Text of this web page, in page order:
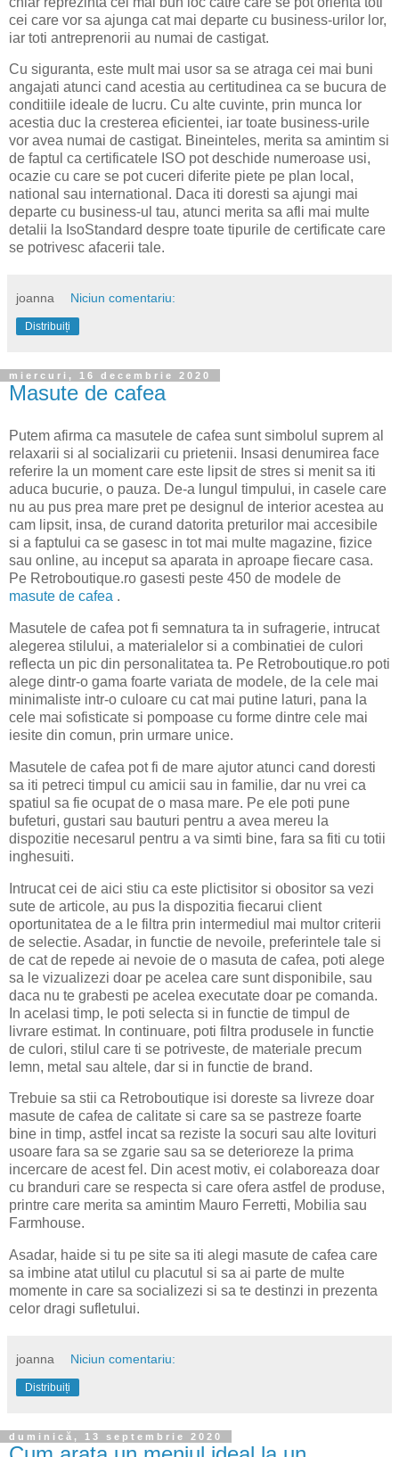
cei care vor sa ajunga cat mai departe cu business-urilor lor,
iar toti antreprenorii au numai de castigat.
Cu siguranta, este mult mai usor sa se atraga cei mai buni
angajati atunci cand acestia au certitudinea ca se bucura de
conditiile ideale de lucru. Cu alte cuvinte, prin munca lor
acestia duc la cresterea eficientei, iar toate business-urile
vor avea numai de castigat. Bineinteles, merita sa amintim si
de faptul ca certificatele ISO pot deschide numeroase usi,
ocazie cu care se pot cuceri diferite piete pe plan local,
national sau international. Daca iti doresti sa ajungi mai
departe cu business-ul tau, atunci merita sa afli mai multe
detalii la IsoStandard despre toate tipurile de certificate care
se potrivesc afacerii tale.
joanna Niciun comentariu:
Distribuiți
miercuri, 16 decembrie 2020
Masute de cafea
Putem afirma ca masutele de cafea sunt simbolul suprem al
relaxarii si al socializarii cu prietenii. Insasi denumirea face
referire la un moment care este lipsit de stres si menit sa iti
aduca bucurie, o pauza. De-a lungul timpului, in casele care
nu au pus prea mare pret pe designul de interior acestea au
cam lipsit, insa, de curand datorita preturilor mai accesibile
si a faptului ca se gasesc in tot mai multe magazine, fizice
sau online, au inceput sa aparata in aproape fiecare casa.
Pe Retroboutique.ro gasesti peste 450 de modele de
masute de cafea .
Masutele de cafea pot fi semnatura ta in sufragerie, intrucat
alegerea stilului, a materialelor si a combinatiei de culori
reflecta un pic din personalitatea ta. Pe Retroboutique.ro poti
alege dintr-o gama foarte variata de modele, de la cele mai
minimaliste intr-o culoare cu cat mai putine laturi, pana la
cele mai sofisticate si pompoase cu forme dintre cele mai
iesite din comun, prin urmare unice.
Masutele de cafea pot fi de mare ajutor atunci cand doresti
sa iti petreci timpul cu amicii sau in familie, dar nu vrei ca
spatiul sa fie ocupat de o masa mare. Pe ele poti pune
bufeturi, gustari sau bauturi pentru a avea mereu la
dispozitie necesarul pentru a va simti bine, fara sa fiti cu totii
inghesuiti.
Intrucat cei de aici stiu ca este plictisitor si obositor sa vezi
sute de articole, au pus la dispozitia fiecarui client
oportunitatea de a le filtra prin intermediul mai multor criterii
de selectie. Asadar, in functie de nevoile, preferintele tale si
de cat de repede ai nevoie de o masuta de cafea, poti alege
sa le vizualizezi doar pe acelea care sunt disponibile, sau
daca nu te grabesti pe acelea executate doar pe comanda.
In acelasi timp, le poti selecta si in functie de timpul de
livrare estimat. In continuare, poti filtra produsele in functie
de culori, stilul care ti se potriveste, de materiale precum
lemn, metal sau altele, dar si in functie de brand.
Trebuie sa stii ca Retroboutique isi doreste sa livreze doar
masute de cafea de calitate si care sa se pastreze foarte
bine in timp, astfel incat sa reziste la socuri sau alte lovituri
usoare fara sa se zgarie sau sa se deterioreze la prima
incercare de acest fel. Din acest motiv, ei colaboreaza doar
cu branduri care se respecta si care ofera astfel de produse,
printre care merita sa amintim Mauro Ferretti, Mobilia sau
Farmhouse.
Asadar, haide si tu pe site sa iti alegi masute de cafea care
sa imbine atat utilul cu placutul si sa ai parte de multe
momente in care sa socializezi si sa te destinzi in prezenta
celor dragi sufletului.
joanna Niciun comentariu:
Distribuiți
duminică, 13 septembrie 2020